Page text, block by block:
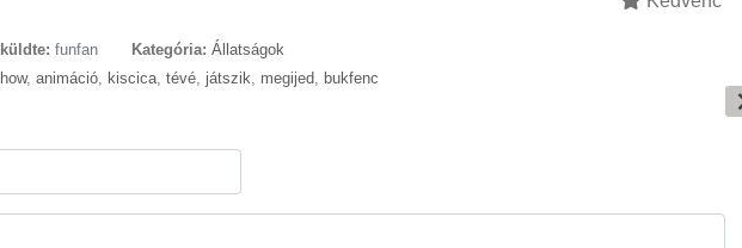
funfan Kategória: Állatságok
, animáció, kiscica, tévé, játszik, megijed, bukfenc